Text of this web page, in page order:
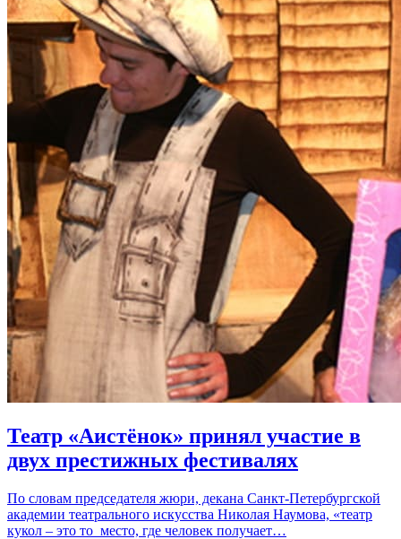
Театр «Аистёнок» принял участие в
двух престижных фестивалях
По словам председателя жюри, декана Санкт-Петербургской
академии театрального искусства Николая Наумова, «театр
кукол – это то место, где человек получает…